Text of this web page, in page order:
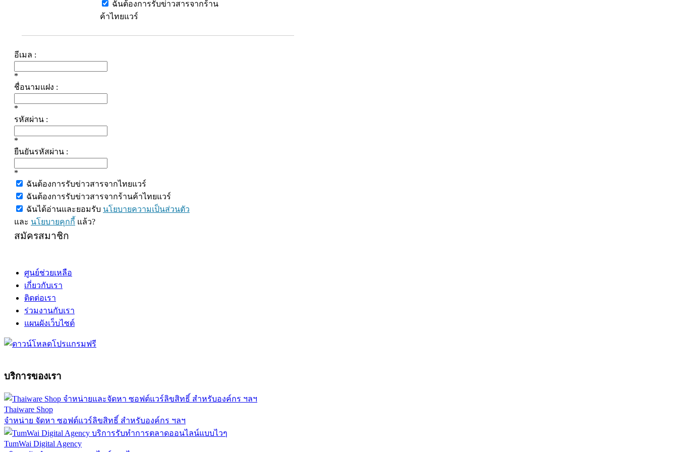
ฉันต้องการรับข่าวสารจากร้าน
ค้าไทยแวร์
อีเมล :
*
ชื่อนามแฝง :
*
รหัสผ่าน :
*
ยืนยันรหัสผ่าน :
*
ฉันต้องการรับข่าวสารจากไทยแวร์
ฉันต้องการรับข่าวสารจากร้านค้าไทยแวร์
ฉันได้อ่านและยอมรับ นโยบายความเป็นส่วนตัว
และ นโยบายคุกกี้ แล้ว?
สมัครสมาชิก
ศูนย์ช่วยเหลือ
เกี่ยวกับเรา
ติดต่อเรา
ร่วมงานกับเรา
แผนผังเว็บไซต์
บริการของเรา
Thaiware Shop
จำหน่าย จัดหา ซอฟต์แวร์ลิขสิทธิ์ สำหรับองค์กร ฯลฯ
TumWai Digital Agency